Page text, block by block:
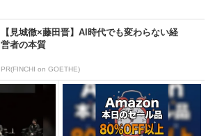
【見城徹×藤田晋】AI時代でも変わらない経
営者の本質
PR(FINCHI on GOETHE)